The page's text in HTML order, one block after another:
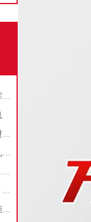
规范操作让拉力强度试验机发挥实效
【拉力机科普】电子拉力机步进电机知识详细介绍
用电子万能试验机测量柔性多孔聚合物材料的拉伸强度：全面步骤解析！
PCB焊接质量对比测试怎么做？推拉力测试机应用实测
反渗透膜纤维绳拉伸测试教程：全面解析试验方法与设备选择
一文详解髓内钉弯曲测试，万能试验机配合四点弯曲夹具！